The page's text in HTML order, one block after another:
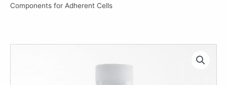
Components for Adherent Cells